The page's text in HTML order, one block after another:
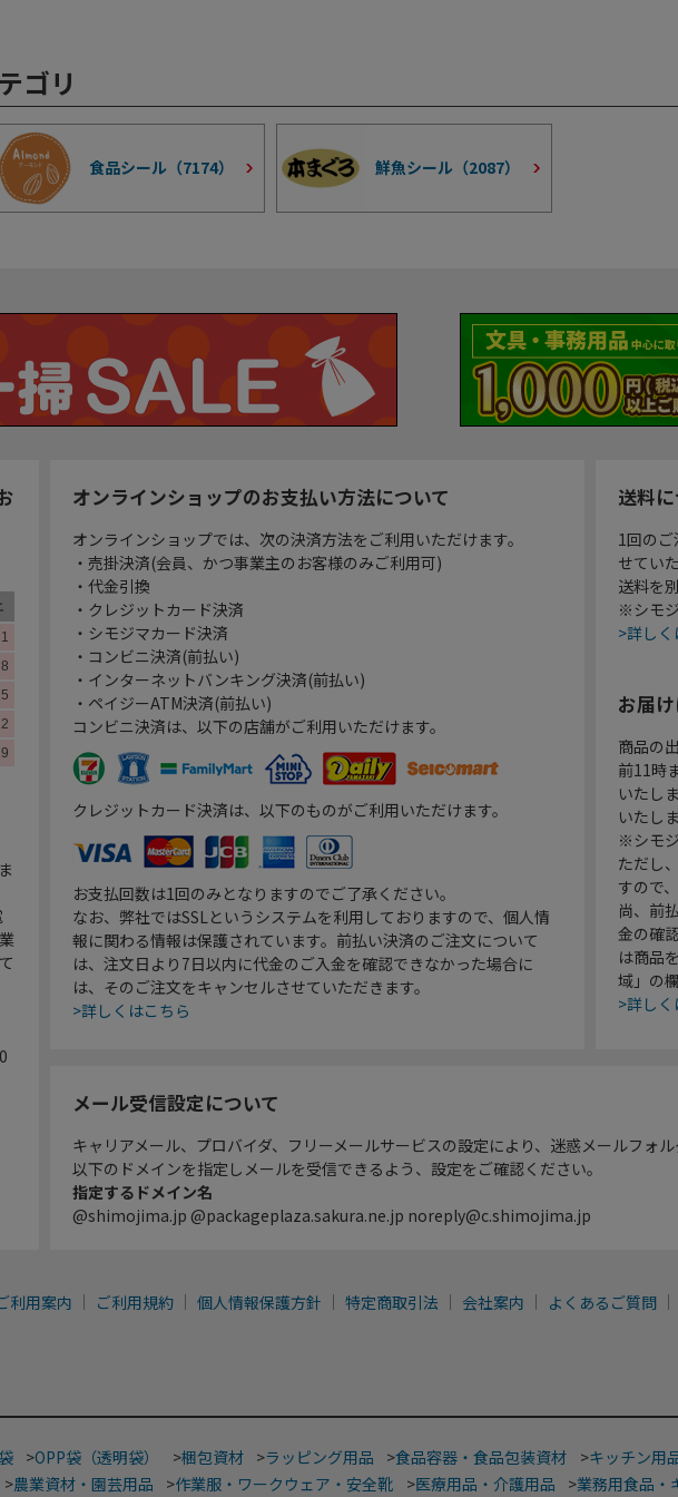
ゴリ
食品シール（7174） 鮮魚シール（2087）
オンラインショップのお支払い方法について
オンラインショップでは、次の決済方法をご利用いただけます。
・売掛決済(会員、かつ事業主のお客様のみご利用可)
・代金引換
・クレジットカード決済
・シモジマカード決済
・コンビニ決済(前払い)
・インターネットバンキング決済(前払い)
・ペイジーATM決済(前払い)
コンビニ決済は、以下の店舗がご利用いただけます。
クレジットカード決済は、以下のものがご利用いただけます。
お支払回数は1回のみとなりますのでご了承ください。
なお、弊社ではSSLというシステムを利用しておりますので、個人情
報に関わる情報は保護されています。前払い決済のご注文について
は、注文日より7日以内に代金のご入金を確認できなかった場合に
は、そのご注文をキャンセルさせていただきます。
>詳しくはこちら
送料
1回の
せてい
送料を
※シモ
>詳し
お届
商品の
前11時
いたし
いたし
※シモ
ただし
すので
尚、前
金の確
は商品
域」の
>詳し
メール受信設定について
キャリアメール、プロバイダ、フリーメールサービスの設定により、迷惑メールフォ
以下のドメインを指定しメールを受信できるよう、設定をご確認ください。
指定するドメイン名
@shimojima.jp @packageplaza.sakura.ne.jp noreply@c.shimojima.jp
利用案内 ご利用規約 個人情報保護方針 特定商取引法 会社案内 よくあるご質問
>OPP袋（透明袋） >梱包資材 >ラッピング用品 >食品容器・食品包装資材 >キッチン用
>農業資材・園芸用品 >作業服・ワークウェア・安全靴 >医療用品・介護用品 >業務用食品・